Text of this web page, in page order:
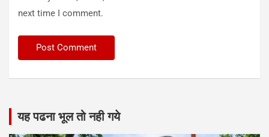
next time I comment.
यह पढना भूल तो नही गये